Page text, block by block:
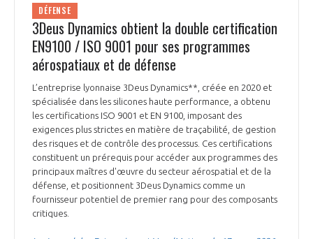
DÉFENSE
3Deus Dynamics obtient la double certification
EN9100 / ISO 9001 pour ses programmes
aérospatiaux et de défense
L’entreprise lyonnaise 3Deus Dynamics**, créée en 2020 et
spécialisée dans les silicones haute performance, a obtenu
les certifications ISO 9001 et EN 9100, imposant des
exigences plus strictes en matière de traçabilité, de gestion
des risques et de contrôle des processus. Ces certifications
constituent un prérequis pour accéder aux programmes des
principaux maîtres d'œuvre du secteur aérospatial et de la
défense, et positionnent 3Deus Dynamics comme un
fournisseur potentiel de premier rang pour des composants
critiques.